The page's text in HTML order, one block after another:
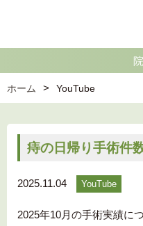
ホーム YouTube
痔の日帰り手術件
2025.11.04 YouTube
2025年10月の手術実績に